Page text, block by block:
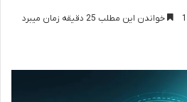
خواندن این مطلب 25 دقیقه زمان میبرد